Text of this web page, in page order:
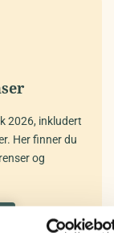
2026, inkludert
Her finner du
og